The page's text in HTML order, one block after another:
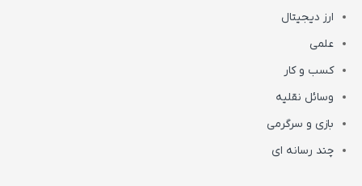
ارز دیجیتال
علمی
کسب و کار
وسائل نقلیه
بازی و سرگرمی
چند رسانه ای